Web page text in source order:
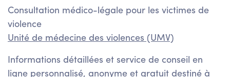
Consultation médico-légale pour les victimes de
violence
Unité de médecine des violences (UMV)
Informations détaillées et service de conseil en
ligne personnalisé, anonyme et gratuit destiné à